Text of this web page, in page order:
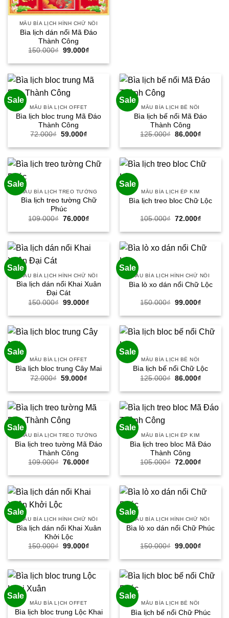
MẪU BÌA LỊCH HÌNH CHỮ NỔI
Bìa lịch dán nổi Mã Đáo
Thành Công
150.000₫ Giá
là:
99.000₫Giá
tại
99.000₫.
Sale
MẪU BÌA LỊCH OFFET
Bìa lịch bloc trung Mã Đáo
Thành Công
72.000₫ Giá
là:
59.000₫Giá
tại
59.000₫.
Sale
MẪU BÌA LỊCH BẾ NỔI
Bìa lịch bế nổi Mã Đáo
Thành Công
125.000₫ Giá
là:
86.000₫Giá
tại
86.000₫.
Sale
MẪU BÌA LỊCH TREO TƯỜNG
Bìa lịch treo tường Chữ
Phúc
109.000₫ Giá
là:
76.000₫Giá
tại
76.000₫.
Sale
MẪU BÌA LỊCH ÉP KIM
Bìa lịch treo bloc Chữ Lộc
105.000₫ Giá
là:
72.000₫Giá
tại
72.000₫.
Sale
MẪU BÌA LỊCH HÌNH CHỮ NỔI
Bìa lịch dán nổi Khai Xuân
Đại Cát
150.000₫ Giá
là:
99.000₫Giá
tại
99.000₫.
Sale
MẪU BÌA LỊCH HÌNH CHỮ NỔI
Bìa lò xo dán nổi Chữ Lộc
150.000₫ Giá
là:
99.000₫Giá
tại
99.000₫.
Sale
MẪU BÌA LỊCH OFFET
Bìa lịch bloc trung Cây Mai
72.000₫ Giá
là:
59.000₫Giá
tại
59.000₫.
Sale
MẪU BÌA LỊCH BẾ NỔI
Bìa lịch bế nổi Chữ Lộc
125.000₫ Giá
là:
86.000₫Giá
tại
86.000₫.
Sale
MẪU BÌA LỊCH TREO TƯỜNG
Bìa lịch treo tường Mã Đáo
Thành Công
109.000₫ Giá
là:
76.000₫Giá
tại
76.000₫.
Sale
MẪU BÌA LỊCH ÉP KIM
Bìa lịch treo bloc Mã Đáo
Thành Công
105.000₫ Giá
là:
72.000₫Giá
tại
72.000₫.
Sale
MẪU BÌA LỊCH HÌNH CHỮ NỔI
Bìa lịch dán nổi Khai Xuân
Khởi Lộc
150.000₫ Giá
là:
99.000₫Giá
tại
99.000₫.
Sale
MẪU BÌA LỊCH HÌNH CHỮ NỔI
Bìa lò xo dán nổi Chữ Phúc
150.000₫ Giá
là:
99.000₫Giá
tại
99.000₫.
Sale
MẪU BÌA LỊCH OFFET
Bìa lịch bloc trung Lộc Khai
Sale
MẪU BÌA LỊCH BẾ NỔI
Bìa lịch bế nổi Chữ Phúc